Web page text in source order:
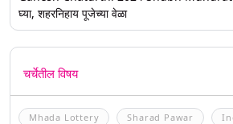
घ्या, शहरनिहाय पूजेच्या वेळा
चर्चेतील विषय
Mhada Lottery Sharad Pawar